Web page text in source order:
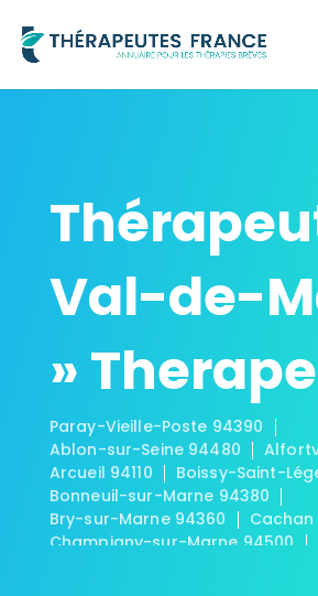
Val-de-
»
Paray-Vieille-Poste 94390
Ablon-sur-Seine 94480
Arcueil 94110
Boissy-Saint-
Bonneuil-sur-Marne 94380
Bry-sur-Marne 94360
Cachan
Champigny-sur-Marne 94500